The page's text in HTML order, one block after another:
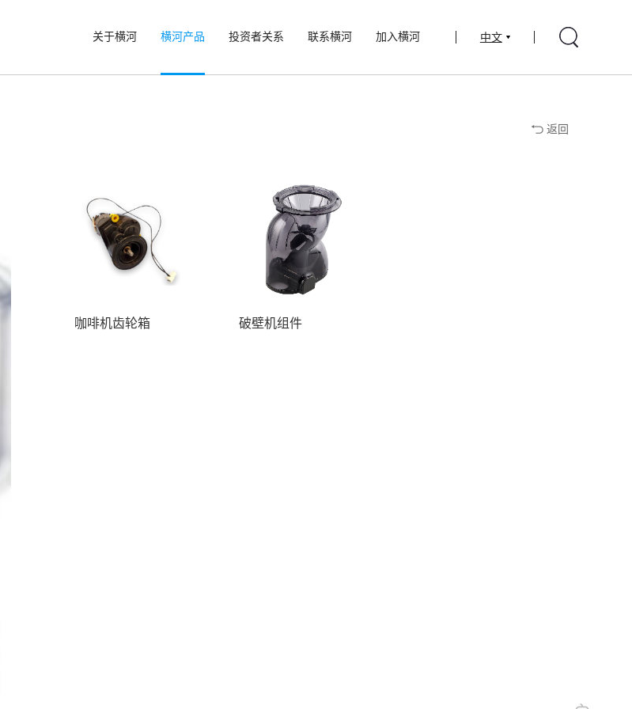
关于横河 横河产品 投资者关系 联系横河 加入横河 中文
返回
咖啡机齿轮箱 破壁机组件